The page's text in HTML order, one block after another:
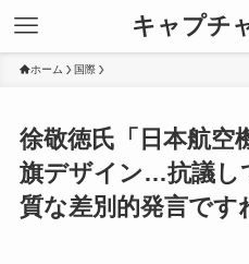
キャプチ
ホーム 国際
徐敬徳氏「日本航空
旗デザイン…抗議
質な差別的発言です